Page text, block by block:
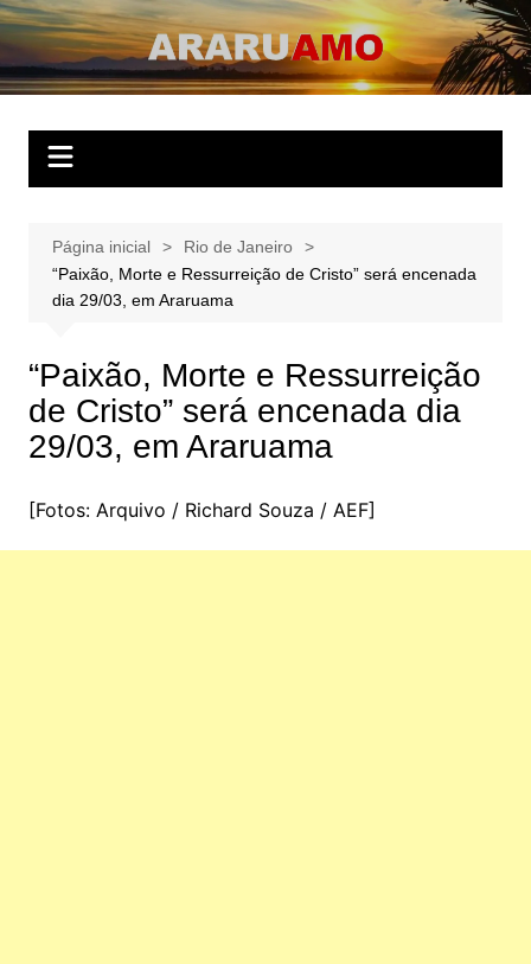
Ir
para
o
ARARUAMO
O website apaixonado por Araruama!
Página inicial
Rio de Janeiro
“Paixão, Morte e Ressurreição de Cristo” será encenada
dia 29/03, em Araruama
“Paixão, Morte e Ressurreição
de Cristo” será encenada dia
29/03, em Araruama
[Fotos: Arquivo / Richard Souza / AEF]